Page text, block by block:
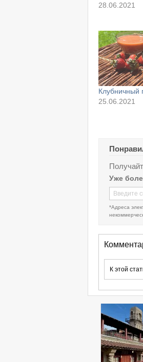
28.06.2021
Клубничный
25.06.2021
Уже
*Адреса
К этой